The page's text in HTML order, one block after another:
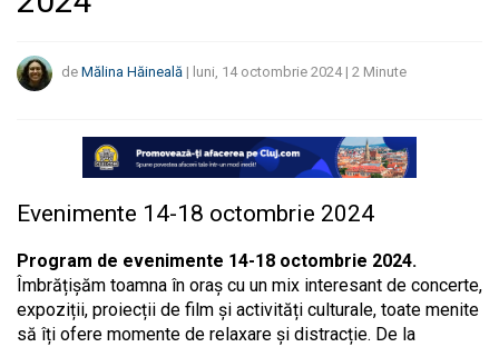
de Mălina Hăineală | luni, 14 octombrie 2024| 2 Minute
Evenimente 14-18 octombrie 2024
Program de evenimente 14-18 octombrie 2024.
Îmbrățișăm toamna în oraș cu un mix interesant de concerte,
expoziții, proiecții de film și activități culturale, toate menite
să îți ofere momente de relaxare și distracție. De la